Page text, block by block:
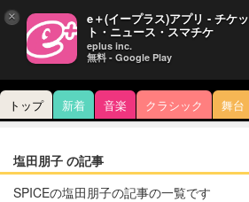
トップ 新着 音楽 クラシック 舞台
塩田朋子 の記事
SPICEの塩田朋子の記事の一覧です
× e＋(イープラス)アプリ - チケッ
ト・ニュース・スマチケ
eplus inc.
無料 - Google Play